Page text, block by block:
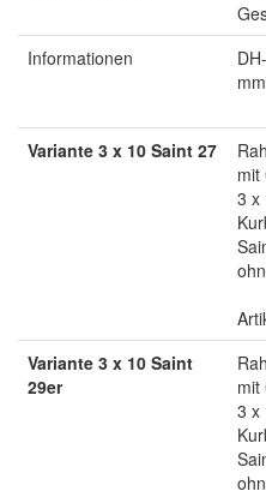
Informationen
Variante 3 x 10 Saint 27
mit
3 x
Variante 3 x 10 Saint
29er
mit
3 x